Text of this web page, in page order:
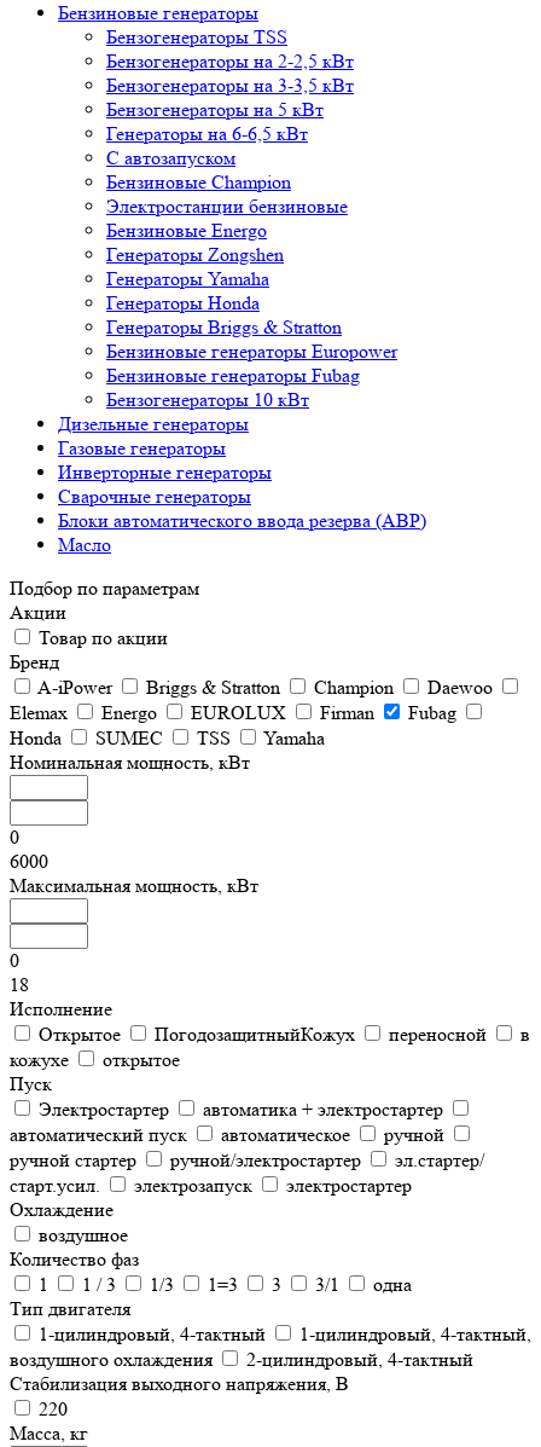
Бензиновые генераторы
Бензогенераторы TSS
Бензогенераторы на 2-2,5 кВт
Бензогенераторы на 3-3,5 кВт
Бензогенераторы на 5 кВт
Генераторы на 6-6,5 кВт
С автозапуском
Бензиновые Champion
Электростанции бензиновые
Бензиновые Energo
Генераторы Zongshen
Генераторы Yamaha
Генераторы Honda
Генераторы Briggs & Stratton
Бензиновые генераторы Europower
Бензиновые генераторы Fubag
Бензогенераторы 10 кВт
Дизельные генераторы
Газовые генераторы
Инверторные генераторы
Сварочные генераторы
Блоки автоматического ввода резерва (АВР)
Масло
Подбор по параметрам
Акции
Товар по акции
Бренд
A-iPower
Briggs & Stratton Champion
Daewoo
Elemax
Energo EUROLUX Firman
Fubag
Honda
SUMEC TSS
Yamaha
Номинальная мощность, кВт
0
6000
Максимальная мощность, кВт
0
18
Исполнение
Открытое
ПогодозащитныйКожух переносной
в
кожухе
открытое
Пуск
Электростартер
автоматика + электростартер
автоматический пуск
автоматическое
ручной
ручной стартер
ручной/электростартер
эл.стартер/
старт.усил.
электрозапуск
электростартер
Охлаждение
воздушное
Количество фаз
1
1 / 3 1/3 1=3 3 3/1
одна
Тип двигателя
1-цилиндровый, 4-тактный
1-цилиндровый, 4-тактный,
воздушного охлаждения
2-цилиндровый, 4-тактный
Стабилизация выходного напряжения, В
220
Масса, кг